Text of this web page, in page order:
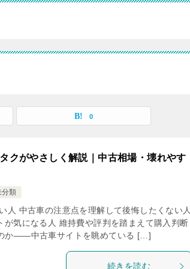
0
クがやさしく解説｜中古相場・壊れやす
分類
人 中古車の注意点を理解して後悔したくない人
が気になる人 維持費や評判を踏まえて購入判断
か――中古車サイトを眺めている […]
続きを読む